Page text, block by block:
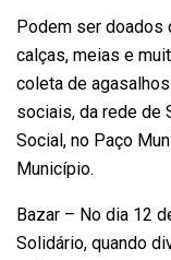
Podem ser doados
calças, meias e
coleta de
sociais, da rede de
Social, no Paço
Município.
Bazar – No dia 12
Solidário, quando